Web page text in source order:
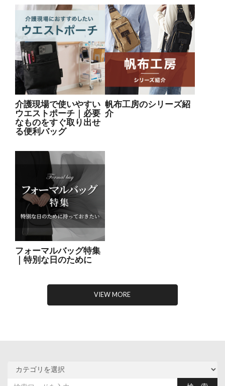
介護現場で使いやすい
ウエストポーチ｜必要
なものをすぐ取り出せ
る便利バッグ
帆布工房のシリーズ紹
介
フォーマルバッグ特集
｜特別な日のために
VIEW MORE